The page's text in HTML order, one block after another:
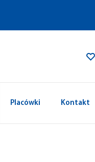
Placówki Kontakt